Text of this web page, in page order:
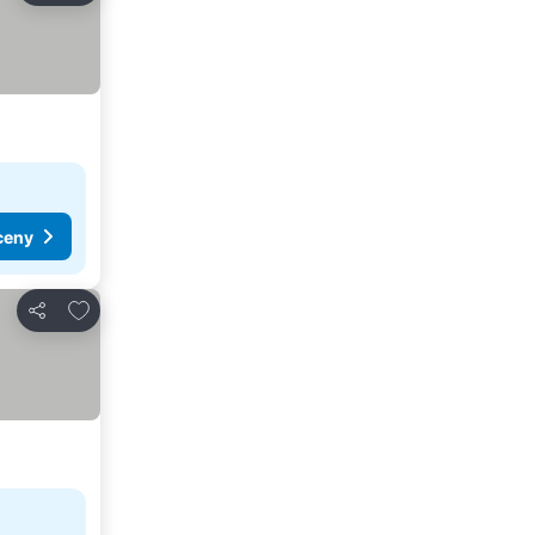
Zdieľať
Pridať do obľúbených